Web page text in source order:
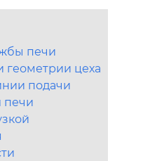
печи
геометрии цеха
подачи
печи